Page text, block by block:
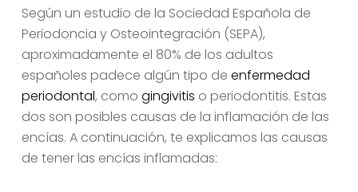
Según un estudio de la Sociedad Española de
Periodoncia y Osteointegración (SEPA),
aproximadamente el 80% de los adultos
españoles padece algún tipo de enfermedad
periodontal, como gingivitis o periodontitis. Estas
dos son posibles causas de la inflamación de las
encías. A continuación, te explicamos las causas
de tener las encías inflamadas: